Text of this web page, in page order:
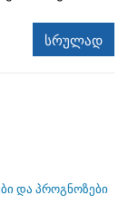
სრულად
და პროგნოზები